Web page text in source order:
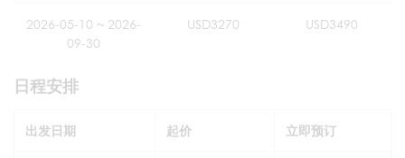
2026-05-10 ~ 2026-
09-30
USD3270 USD3490
日程安排
出发日期 起价 立即预订